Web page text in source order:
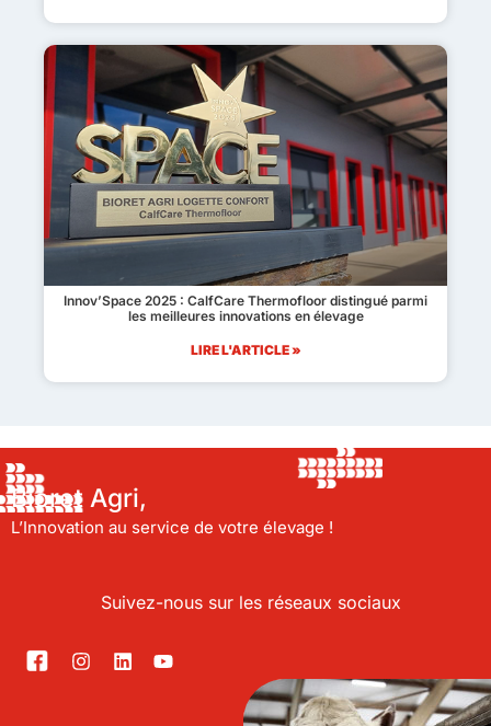
Innov’Space 2025 : CalfCare Thermofloor distingué parmi
les meilleures innovations en élevage
LIRE L'ARTICLE »
Bioret Agri,
L’Innovation au service de votre élevage !
Suivez-nous sur les réseaux sociaux